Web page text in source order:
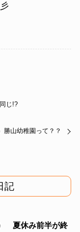
じ!?
勝山幼稚園って？？
記
夏休み前半が終